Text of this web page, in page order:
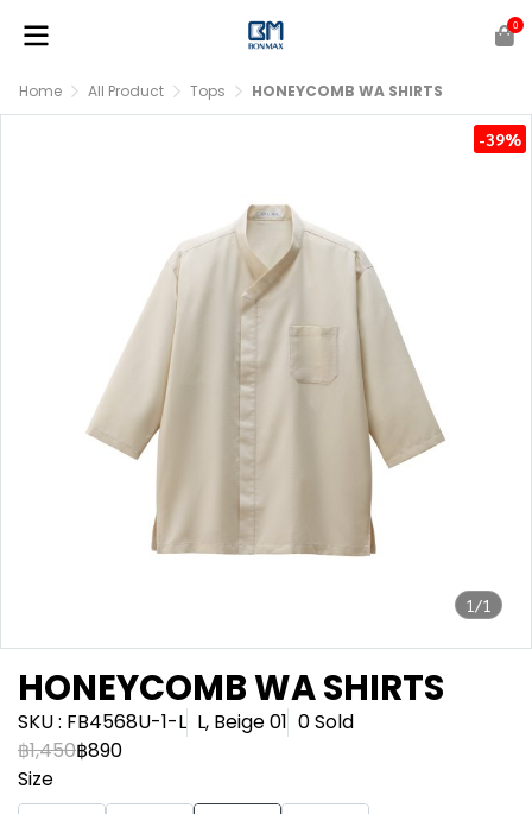
0
Home All Product Tops HONEYCOMB WA SHIRTS
1/1
-39%
HONEYCOMB WA SHIRTS
SKU : FB4568U-1-L L, Beige 01 0 Sold
฿1,450฿890
Size